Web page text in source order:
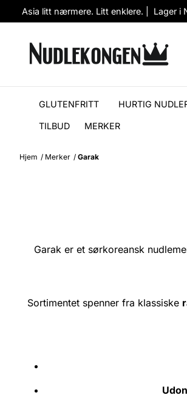
Hopp til innhold
Asia litt nærmere. Litt enklere. | Lager i
GLUTENFRITT HURTIG
TILBUD MERKER
Hjem / Merker / Garak
Garak er et sørkoreansk
Sortimentet spenner fra klassiske